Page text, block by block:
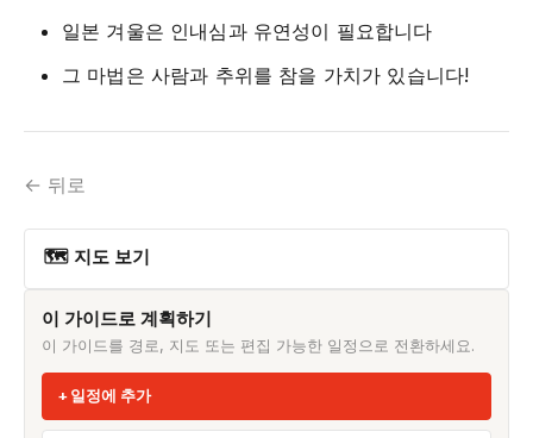
일본 겨울은 인내심과 유연성이 필요합니다
그 마법은 사람과 추위를 참을 가치가 있습니다!
← 뒤로
🗺 지도 보기
이 가이드로 계획하기
이 가이드를 경로, 지도 또는 편집 가능한 일정으로 전환하세요.
일정에 추가